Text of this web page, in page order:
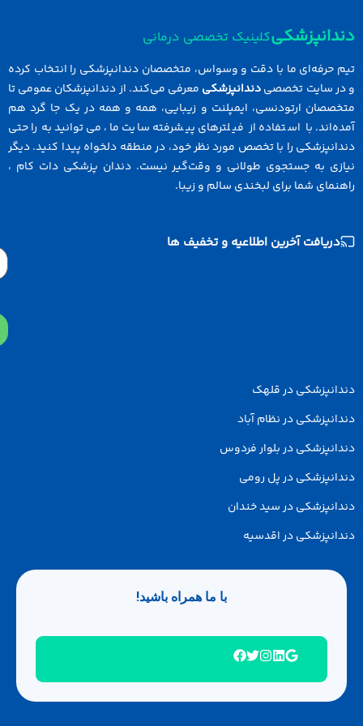
کلینیک تخصصی درمانی
حرفه‌ای ما با دقت و وسواس، متخصصان دندانپزشکی را انتخاب کرده
سایت تخصصیدندانپزشکیمعرفی می‌کند. از دندانپزشکان عمومی تا
ارتودنسی، ایمپلنت و زیبایی، همه و همه در یک جا گرد هم
با استفاده از فیلترهای پیشرفته سایت ما، می‌توانید به راحتی
را با تخصص مورد نظر خود، در منطقه دلخواه پیدا کنید. دیگر
به جستجوی طولانی و وقت‌گیر نیست. دندان پزشکی دات کام ،
شما برای لبخندی سالم و زیبا.
دریافت آخرین اطلاعیه و تخفیف ها
در قلهک
در نظام آباد
در بلوار فردوس
در پل رومی
در سید خندان
در اقدسیه
با ما همراه باشید!